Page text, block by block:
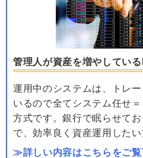
管理人が資産を増やしてい
運用中のシステムは、トレ
いるので全てシステム任せ
方式です。銀行で眠らせて
で、効率良く資産運用したい
≫詳しい内容はこちらをご覧